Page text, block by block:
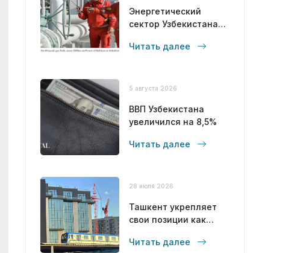
Энергетический
сектор Узбекистана
масштабные
Читать далее
5 августа 2026
ВВП Узбекистана
увеличился на 8,5%
Читать далее
28 июля 2026
Ташкент укрепляет
свои позиции как
мегаполис
Читать далее